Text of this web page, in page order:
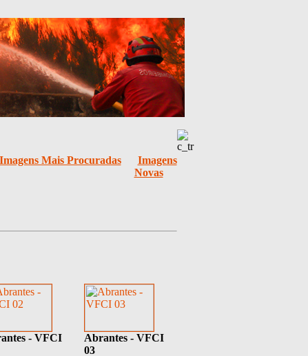
Imagens Mais Procuradas
Imagens
Novas
- VFCI
Abrantes - VFCI
03